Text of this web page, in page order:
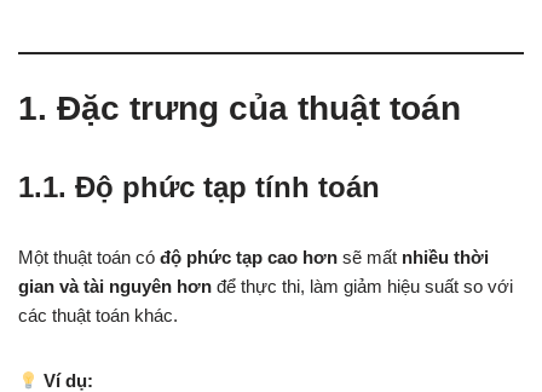
1. Đặc trưng của thuật toán
1.1. Độ phức tạp tính toán
Một thuật toán có độ phức tạp cao hơn sẽ mất nhiều thời
gian và tài nguyên hơn để thực thi, làm giảm hiệu suất so với
các thuật toán khác.
Ví dụ: